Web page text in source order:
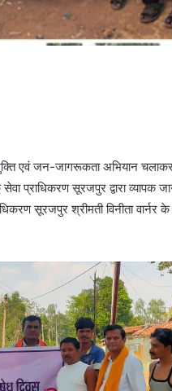
एवं जन-जागरूकता अभियान
प्राधिकरण सूरजपुर द्वारा व्यापक
सूरजपुर श्रीमती विनीता वार्नर